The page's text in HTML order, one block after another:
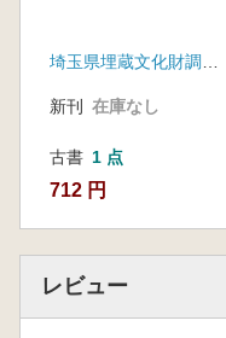
新刊 在庫なし
古書 1 点
712 円
レビュー